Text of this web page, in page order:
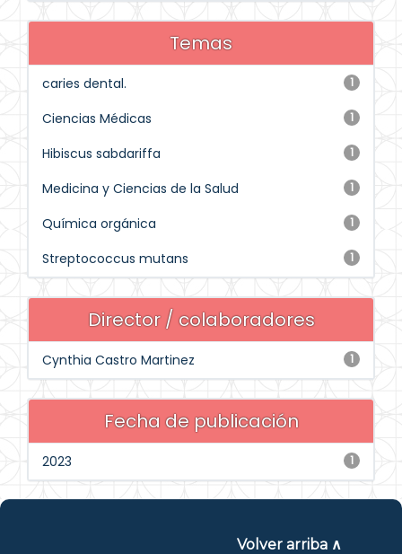
Temas
1
caries dental.
1
Ciencias Médicas
1
Hibiscus sabdariffa
1
Medicina y Ciencias de la Salud
1
Química orgánica
1
Streptococcus mutans
Director / colaboradores
1
Cynthia Castro Martinez
Fecha de publicación
1
2023
Volver arriba ∧